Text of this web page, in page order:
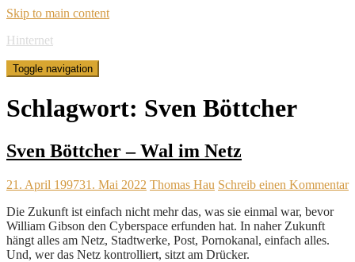
Skip to main content
Hinternet
Toggle navigation
Schlagwort: Sven Böttcher
Sven Böttcher – Wal im Netz
21. April 199731. Mai 2022 Thomas Hau Schreib einen Kommentar
Die Zukunft ist einfach nicht mehr das, was sie einmal war, bevor
William Gibson den Cyberspace erfunden hat. In naher Zukunft
hängt alles am Netz, Stadtwerke, Post, Pornokanal, einfach alles.
Und, wer das Netz kontrolliert, sitzt am Drücker.